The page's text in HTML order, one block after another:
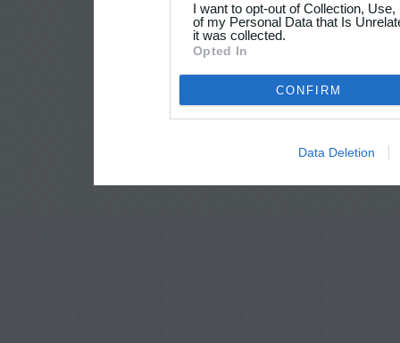
I want to opt-out of Collection,
of my Personal Data that Is
it was collected.
Opted In
CONFIRM
Data Deletion